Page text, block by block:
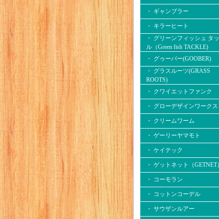
・ ギャンブラー
・ キラーヒート
・ グリーンフィッシュ タ
ル（Green fish TACKLE)
・ グゥーバー(GOOBER)
・ グラスルーツ(GRASS
ROOTS)
・ クワイエットファンク
・ グローデザインワークス
・ クリームワーム
・ ゲーリーヤマモト
・ ケイテック
・ ゲットネット（GETNET
・ コーモラン
・ コットンコーデル
・ サウザンルアー